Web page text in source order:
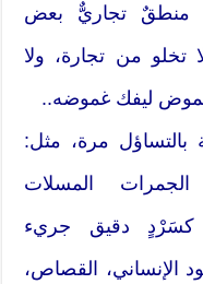
منطقٌ تجاريٌّ بعض
من تجارة، ولا
ليفك غموضه..
بالتساؤل مرة، مثل:
المسلات
كسَرْدٍ دقيق جريء
الإنساني، القصاص،